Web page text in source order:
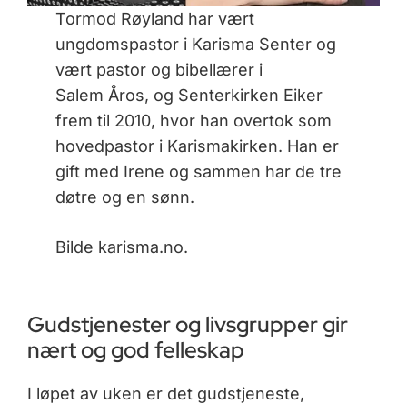
Tormod Røyland har vært
ungdomspastor i Karisma Senter og
vært pastor og bibellærer i
Salem Åros, og Senterkirken Eiker
frem til 2010, hvor han overtok som
hovedpastor i Karismakirken. Han er
gift med Irene og sammen har de tre
døtre og en sønn.
Bilde karisma.no.
Gudstjenester og livsgrupper gir
nært og god felleskap
I løpet av uken er det gudstjeneste,